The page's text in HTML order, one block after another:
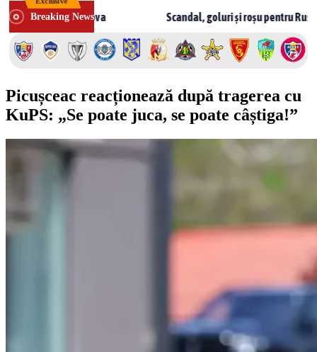
Skip
to
content
Breaking News
Moldova Scandal, goluri și roșu pentru Rusnac! CSF Bălți
Picușceac reacționează după tragerea cu
KuPS: „Se poate juca, se poate câștiga!”